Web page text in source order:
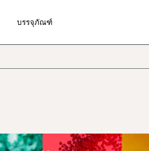
ด้านการตลาด
บรรจุภัณฑ์
นาสูตรรับผลิตบรรจุภัณฑ์แบบพิเศษ